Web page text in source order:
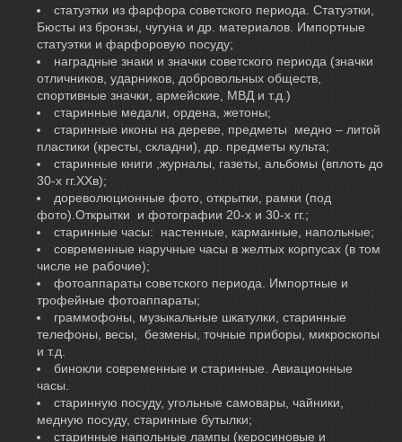
статуэтки из фарфора советского периода. Статуэтки,
Бюсты из бронзы, чугуна и др. материалов. Импортные
статуэтки и фарфоровую посуду;
наградные знаки и значки советского периода (значки
отличников, ударников, добровольных обществ,
спортивные значки, армейские, МВД и т.д.)
старинные медали, ордена, жетоны;
старинные иконы на дереве, предметы медно – литой
пластики (кресты, складни), др. предметы культа;
старинные книги ,журналы, газеты, альбомы (вплоть до
30-х гг.ХХв);
дореволюционные фото, открытки, рамки (под
фото).Открытки и фотографии 20-х и 30-х гг.;
старинные часы: настенные, карманные, напольные;
современные наручные часы в желтых корпусах (в том
числе не рабочие);
фотоаппараты советского периода. Импортные и
трофейные фотоаппараты;
граммофоны, музыкальные шкатулки, старинные
телефоны, весы, безмены, точные приборы, микроскопы
и т.д.
бинокли современные и старинные. Авиационные
часы.
старинную посуду, угольные самовары, чайники,
медную посуду, старинные бутылки;
старинные напольные лампы (керосиновые и